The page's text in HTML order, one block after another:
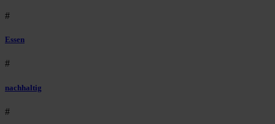
#
Essen
#
nachhaltig
#